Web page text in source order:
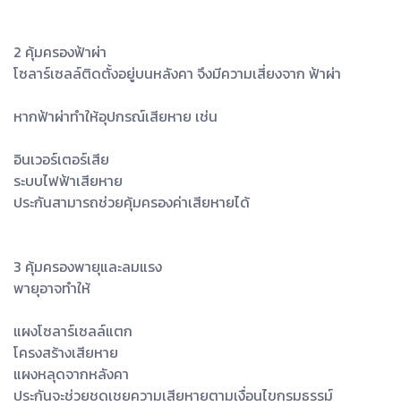
2 คุ้มครองฟ้าผ่า
โซลาร์เซลล์ติดตั้งอยู่บนหลังคา จึงมีความเสี่ยงจาก ฟ้าผ่า
หากฟ้าผ่าทำให้อุปกรณ์เสียหาย เช่น
อินเวอร์เตอร์เสีย
ระบบไฟฟ้าเสียหาย
ประกันสามารถช่วยคุ้มครองค่าเสียหายได้
3 คุ้มครองพายุและลมแรง
พายุอาจทำให้
แผงโซลาร์เซลล์แตก
โครงสร้างเสียหาย
แผงหลุดจากหลังคา
ประกันจะช่วยชดเชยความเสียหายตามเงื่อนไขกรมธรรม์